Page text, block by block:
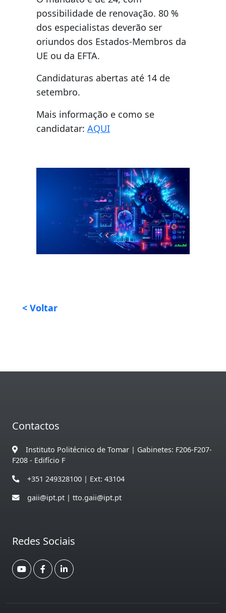
possibilidade de renovação. 80 %
dos especialistas deverão ser
oriundos dos Estados-Membros da
UE ou da EFTA.
Candidaturas abertas até 14 de
setembro.
Mais informação e como se
candidatar: AQUI
< Voltar
Contactos
Instituto Politécnico de Tomar | Gabinetes: F206-F207-
F208 - Edifício F
+351 249328100 | Ext: 43104
gaii@ipt.pt | tto.gaii@ipt.pt
Redes Sociais